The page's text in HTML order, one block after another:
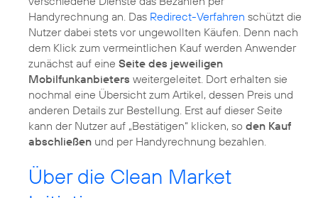
Handyrechnung an. Das Redirect-Verfahren schützt die
Nutzer dabei stets vor ungewollten Käufen. Denn nach
dem Klick zum vermeintlichen Kauf werden Anwender
zunächst auf eine Seite des jeweiligen
Mobilfunkanbieters weitergeleitet. Dort erhalten sie
nochmal eine Übersicht zum Artikel, dessen Preis und
anderen Details zur Bestellung. Erst auf dieser Seite
kann der Nutzer auf „Bestätigen“ klicken, so den Kauf
abschließen und per Handyrechnung bezahlen.
Über die Clean Market